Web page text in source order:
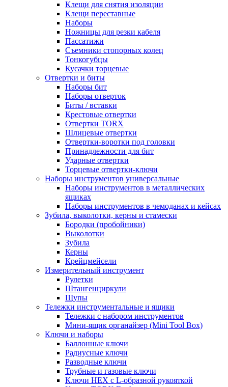
Клещи для снятия изоляции
Клещи переставные
Наборы
Ножницы для резки кабеля
Пассатижи
Съемники стопорных колец
Тонкогубцы
Кусачки торцевые
Отвертки и биты
Наборы бит
Наборы отверток
Биты / вставки
Крестовые отвертки
Отвертки TORX
Шлицевые отвертки
Отвертки-воротки под головки
Принадлежности для бит
Ударные отвертки
Торцевые отвертки-ключи
Наборы инструментов универсальные
Наборы инструментов в металлических
ящиках
Наборы инструментов в чемоданах и кейсах
Зубила, выколотки, керны и стамески
Бородки (пробойники)
Выколотки
Зубила
Керны
Крейцмейсели
Измерительный инструмент
Рулетки
Штангенциркули
Щупы
Тележки инструментальные и ящики
Тележки с набором инструментов
Мини-ящик органайзер (Mini Tool Box)
Ключи и наборы
Баллонные ключи
Радиусные ключи
Разводные ключи
Трубные и газовые ключи
Ключи HEX с L-образной рукояткой